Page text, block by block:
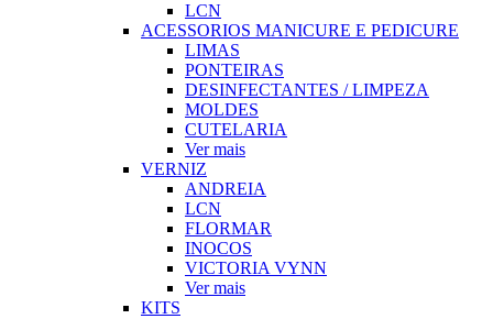
LCN
ACESSORIOS MANICURE E PEDICURE
LIMAS
PONTEIRAS
DESINFECTANTES / LIMPEZA
MOLDES
CUTELARIA
Ver mais
VERNIZ
ANDREIA
LCN
FLORMAR
INOCOS
VICTORIA VYNN
Ver mais
KITS